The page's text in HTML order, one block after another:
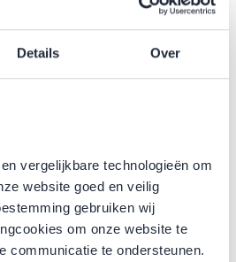
Details Over
vergelijkbare technologieën om
website goed en veilig
gebruiken wij
om onze website te
communicatie te ondersteunen.
sport en zorg